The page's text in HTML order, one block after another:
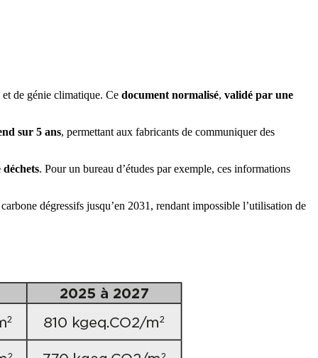
de génie climatique. Ce document normalisé, validé par une
sur 5 ans, permettant aux fabricants de communiquer des
. Pour un bureau d’études par exemple, ces informations
dégressifs jusqu’en 2031, rendant impossible l’utilisation de